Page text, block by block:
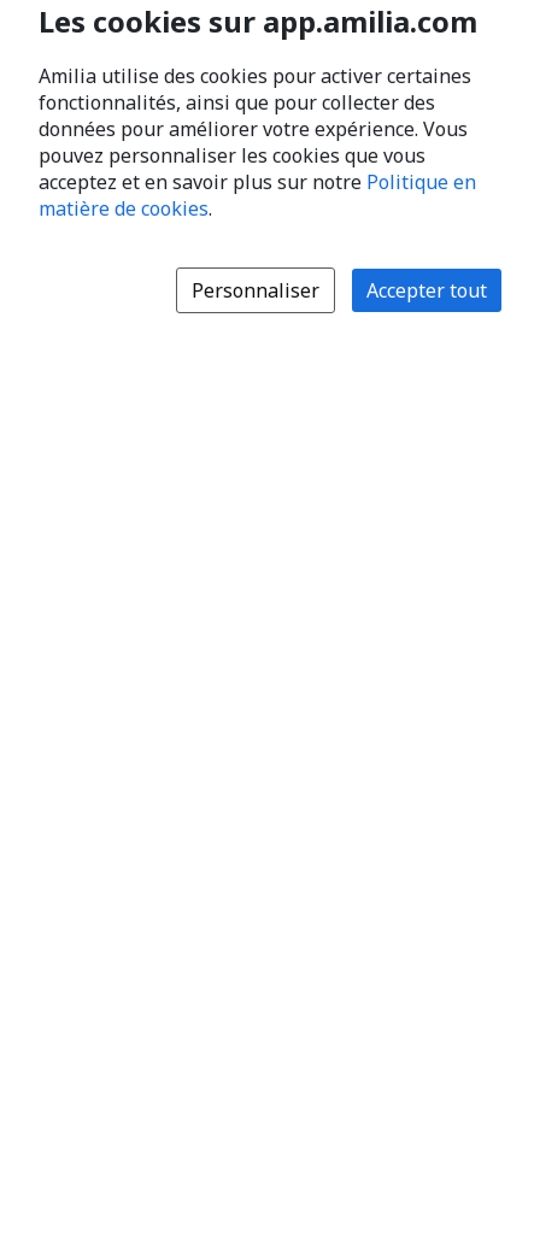
Les cookies sur app.amilia.com
Amilia utilise des cookies pour activer certaines
fonctionnalités, ainsi que pour collecter des
données pour améliorer votre expérience. Vous
pouvez personnaliser les cookies que vous
acceptez et en savoir plus sur notre Politique en
matière de cookies.
Personnaliser Accepter tout